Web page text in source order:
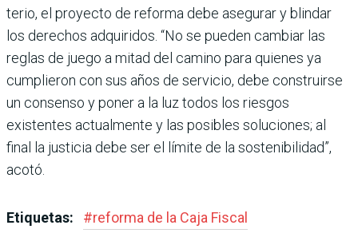
terio, el proyecto de reforma debe asegurar y blindar
los derechos adquiridos. “No se pueden cambiar las
reglas de juego a mitad del camino para quienes ya
cumplie­ron con sus años de servi­cio, debe construirse
un con­senso y poner a la luz todos los riesgos
existentes actual­mente y las posibles solucio­nes; al
final la justicia debe ser el límite de la sostenibi­lidad”,
acotó.
Etiquetas: #reforma de la Caja Fiscal